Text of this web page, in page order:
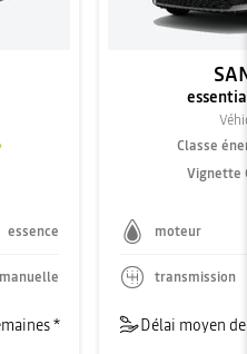
essence
manuelle
*
Classe
Vignette
moteur
transmission
Délai moyen